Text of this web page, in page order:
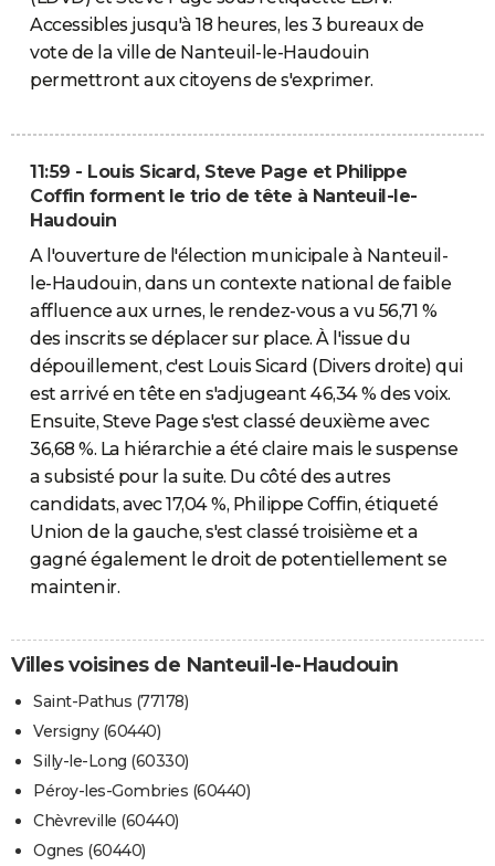
Accessibles jusqu'à 18 heures, les 3 bureaux de
vote de la ville de Nanteuil-le-Haudouin
permettront aux citoyens de s'exprimer.
11:59 - Louis Sicard, Steve Page et Philippe
Coffin forment le trio de tête à Nanteuil-le-
Haudouin
A l'ouverture de l'élection municipale à Nanteuil-
le-Haudouin, dans un contexte national de faible
affluence aux urnes, le rendez-vous a vu 56,71 %
des inscrits se déplacer sur place. À l'issue du
dépouillement, c'est Louis Sicard (Divers droite) qui
est arrivé en tête en s'adjugeant 46,34 % des voix.
Ensuite, Steve Page s'est classé deuxième avec
36,68 %. La hiérarchie a été claire mais le suspense
a subsisté pour la suite. Du côté des autres
candidats, avec 17,04 %, Philippe Coffin, étiqueté
Union de la gauche, s'est classé troisième et a
gagné également le droit de potentiellement se
maintenir.
Villes voisines de Nanteuil-le-Haudouin
Saint-Pathus (77178)
Versigny (60440)
Silly-le-Long (60330)
Péroy-les-Gombries (60440)
Chèvreville (60440)
Ognes (60440)